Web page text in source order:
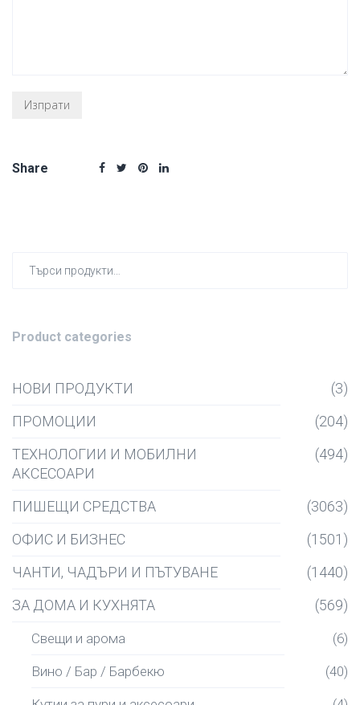
Share
Product categories
НОВИ ПРОДУКТИ
(3)
ПРОМОЦИИ
(204)
ТЕХНОЛОГИИ И МОБИЛНИ
АКСЕСОАРИ
(494)
ПИШЕЩИ СРЕДСТВА
(3063)
ОФИС И БИЗНЕС
(1501)
ЧАНТИ, ЧАДЪРИ И ПЪТУВАНЕ
(1440)
ЗА ДОМА И КУХНЯТА
(569)
Свещи и арома (6)
Вино / Бар / Барбекю (40)